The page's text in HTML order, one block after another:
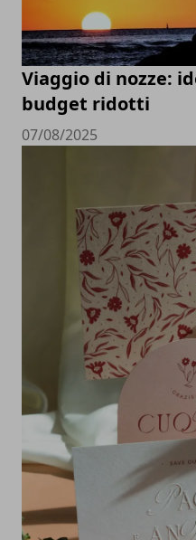
Viaggio di nozze:
budget ridotti
07/08/2025